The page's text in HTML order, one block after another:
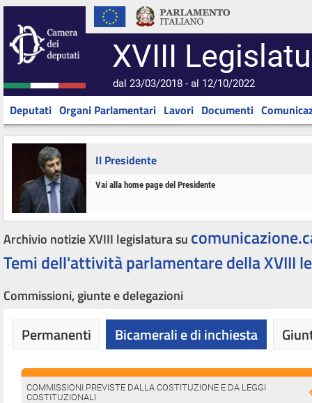
XVIII
dal 23/03/2018 - al 12/10/2022
Deputati Organi Parlamentari Lavori Documenti
Il Presidente
Vai alla home page del Presidente
Archivio notizie XVIII legislatura su
Temi dell'attività parlamentare della XVIII
Commissioni, giunte e delegazioni
Permanenti Bicamerali e di inchiesta
COMMISSIONI PREVISTE DALLA COSTITUZIONE E DA LEGGI
COSTITUZIONALI